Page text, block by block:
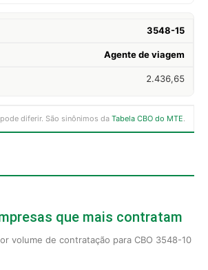
3548-15
Agente de viagem
2.436,65
diferir. São sinônimos da Tabela CBO do MTE.
que mais contratam
volume de contratação para CBO 3548-10